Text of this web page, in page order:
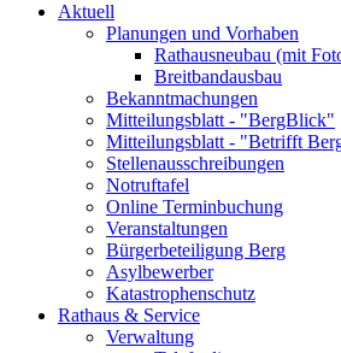
Aktuell
Planungen und Vorhaben
Rathausneubau (mit
Breitbandausbau
Bekanntmachungen
Mitteilungsblatt - "BergBlick"
Mitteilungsblatt - "Betrifft
Stellenausschreibungen
Notruftafel
Online Terminbuchung
Veranstaltungen
Bürgerbeteiligung Berg
Asylbewerber
Katastrophenschutz
Rathaus & Service
Verwaltung